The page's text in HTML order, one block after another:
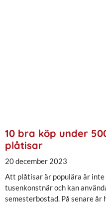
10 bra köp under
plåtisar
20 december 2023
Att plåtisar är populära är
tusenkonstnär och kan
semesterbostad. På senare år